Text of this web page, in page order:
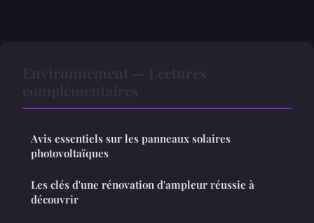
Avis essentiels sur les panneaux solaires
photovoltaïques
Les clés d'une rénovation d'ampleur réussie à
découvrir